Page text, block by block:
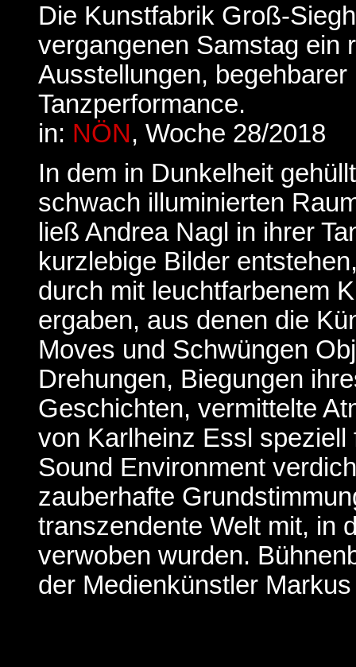
Die Kunstfabrik Groß-
vergangenen Samstag ein
Ausstellungen,
Tanzperformance.
in: NÖN, Woche 28/2018
In dem in Dunkelheit
schwach illuminierten
ließ Andrea Nagl in ihrer
kurzlebige Bilder
durch mit leuchtfarbenem
ergaben, aus denen die
Moves und Schwüngen
Drehungen, Biegungen
Geschichten, vermittelte
von Karlheinz Essl
Sound Environment
zauberhafte
transzendente Welt mit, in
verwoben wurden.
der Medienkünstler